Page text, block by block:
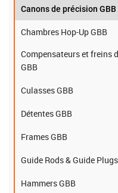
Canons de précision GBB
Chambres Hop-Up GBB
Compensateurs et freins
GBB
Culasses GBB
Détentes GBB
Frames GBB
Guide Rods & Guide Plugs
Hammers GBB